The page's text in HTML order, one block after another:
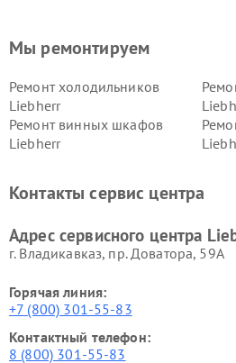
Мы ремонтируем
Ремонт холодильников
Liebherr
Ремонт винных шкафов
Liebherr
Контакты сервис центра
Адрес сервисного центра
г. Владикавказ, пр. Доватора, 59А
Горячая линия:
+7 (800) 301-55-83
Контактный телефон:
8 (800) 301-55-83